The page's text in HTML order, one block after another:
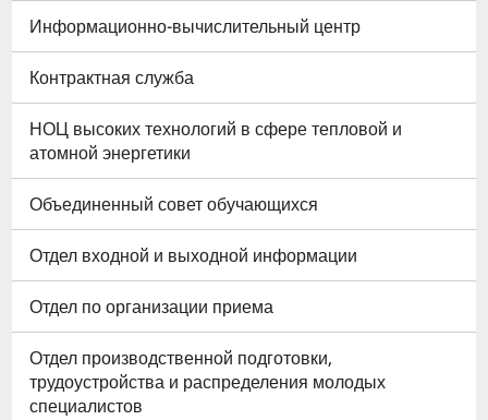
Информационно-вычислительный центр
Контрактная служба
НОЦ высоких технологий в сфере тепловой и
атомной энергетики
Объединенный совет обучающихся
Отдел входной и выходной информации
Отдел по организации приема
Отдел производственной подготовки,
трудоустройства и распределения молодых
специалистов